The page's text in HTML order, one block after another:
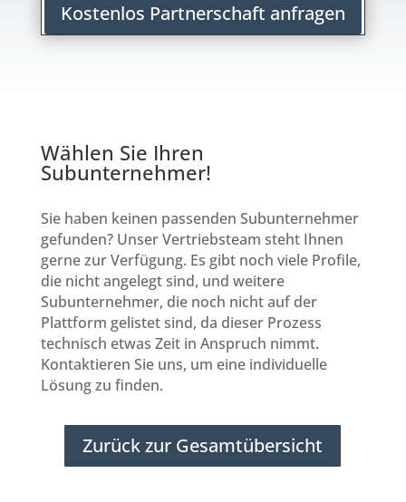
Kostenlos Partnerschaft anfragen
Wählen Sie Ihren
Subunternehmer!
Sie haben keinen passenden Subunternehmer
gefunden? Unser Vertriebsteam steht Ihnen
gerne zur Verfügung. Es gibt noch viele Profile,
die nicht angelegt sind, und weitere
Subunternehmer, die noch nicht auf der
Plattform gelistet sind, da dieser Prozess
technisch etwas Zeit in Anspruch nimmt.
Kontaktieren Sie uns, um eine individuelle
Lösung zu finden.
Zurück zur Gesamtübersicht